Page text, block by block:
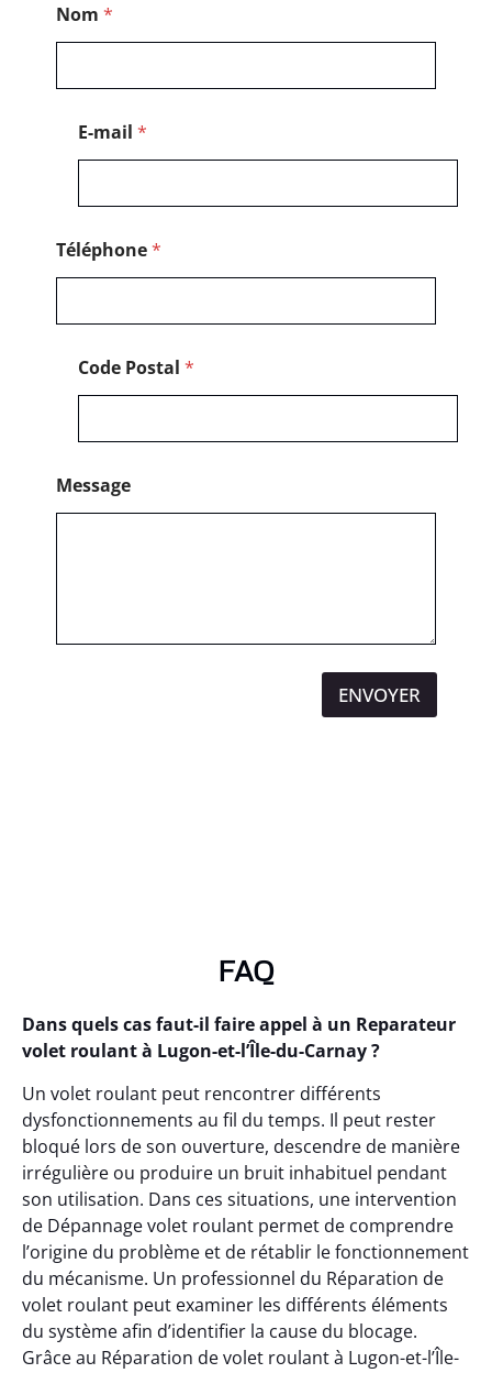
Nom *
E-mail *
Téléphone*
Code Postal *
Message
ENVOYER
FAQ
Dans quels cas faut-il faire appel à un Reparateur
volet roulant à Lugon-et-l’Île-du-Carnay ?
Un volet roulant peut rencontrer différents
dysfonctionnements au fil du temps. Il peut rester
bloqué lors de son ouverture, descendre de manière
irrégulière ou produire un bruit inhabituel pendant
son utilisation. Dans ces situations, une intervention
de Dépannage volet roulant permet de comprendre
l’origine du problème et de rétablir le fonctionnement
du mécanisme. Un professionnel du Réparation de
volet roulant peut examiner les différents éléments
du système afin d’identifier la cause du blocage.
Grâce au Réparation de volet roulant à Lugon-et-l’Île-